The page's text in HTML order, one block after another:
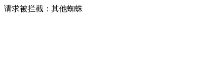
请求被拦截：其他蜘蛛